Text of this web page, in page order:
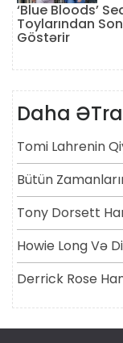
‘Blue Bloods’
Toylarından
Göstərir
Daha
Tomi Lahrenin
Bütün
Tony Dorsett
Howie Long Və
Derrick Rose